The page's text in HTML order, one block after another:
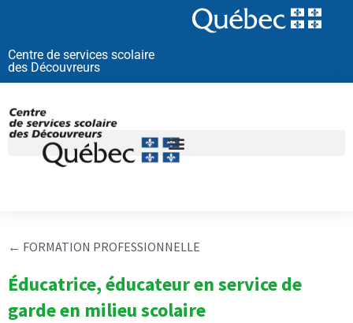
Centre de services scolaire
des Découvreurs
← FORMATION PROFESSIONNELLE
Éducatrice, éducateur en service de
garde en milieu scolaire